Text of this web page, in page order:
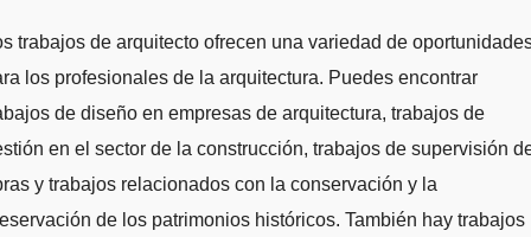
trabajos de arquitecto ofrecen una variedad de
los profesionales de la arquitectura. Puedes encontrar
de diseño en empresas de arquitectura, trabajos de
en el sector de la construcción, trabajos de supervisión
y trabajos relacionados con la conservación y la
de los patrimonios históricos. También hay trabajos